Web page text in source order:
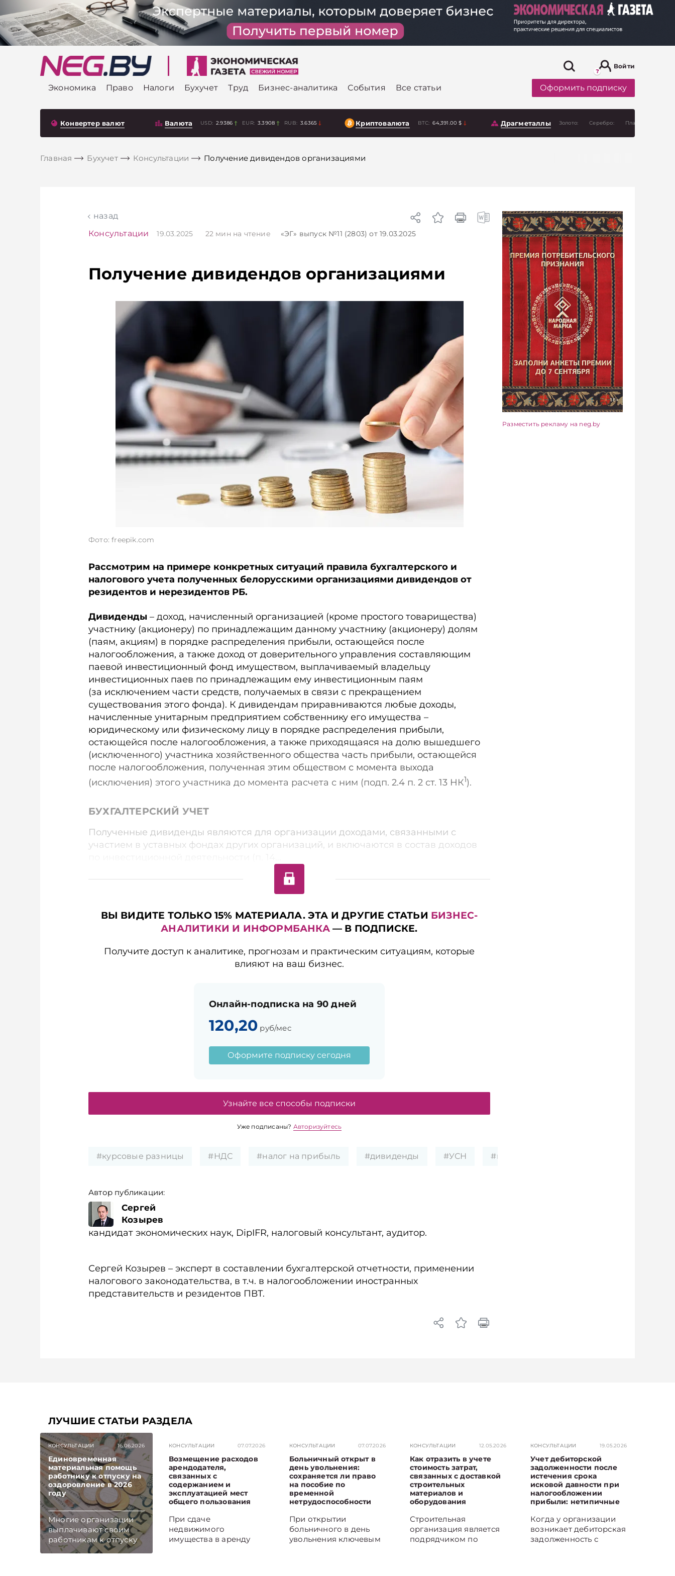
Войти
Экономика Право Налоги Бухучет Труд Бизнес-аналитика События Все статьи Оформить подписку
Конвертер валют Валюта USD: 2.9386 EUR: 3.3908 RUB: 3.6365 Криптовалюта BTC: 64,391.00 $ Драгметаллы Золото: Серебро: Платина:
Главная Бухучет Консультации Получение дивидендов организациями
назад
Консультации
19.03.2025 22 мин на чтение «ЭГ» выпуск №11 (2803) от 19.03.2025
Получение дивидендов организациями
Фото: freepik.com
Рассмотрим на примере конкретных ситуаций правила бухгалтерского и
налогового учета полученных белорусскими организациями дивидендов от
резидентов и нерезидентов РБ.
Дивиденды – доход, начисленный организацией (кроме простого товарищества)
участнику (акционеру) по принадлежащим данному участнику (акционеру) долям
(паям, акциям) в порядке распределения прибыли, остающейся после
налогообложения, а также доход от доверительного управления составляющим
паевой инвестиционный фонд имуществом, выплачиваемый владельцу
инвестиционных паев по принадлежащим ему инвестиционным паям
(за исключением части средств, получаемых в связи с прекращением
существования этого фонда). К дивидендам приравниваются любые доходы,
начисленные унитарным предприятием собственнику его имущества –
юридическому или физическому лицу в порядке распределения прибыли,
остающейся после налогообложения, а также приходящаяся на долю вышедшего
(исключенного) участника хозяйственного общества часть прибыли, остающейся
после налогообложения, полученная этим обществом с момента выхода
(исключения) этого участника до момента расчета с ним (подп. 2.4 п. 2 ст. 13 НК1).
БУХГАЛТЕРСКИЙ УЧЕТ
Полученные дивиденды являются для организации доходами, связанными с
участием в уставных фондах других организаций, и включаются в состав доходов
ВЫ ВИДИТЕ ТОЛЬКО 15% МАТЕРИАЛА. ЭТА И ДРУГИЕ СТАТЬИ БИЗНЕС-
АНАЛИТИКИ И ИНФОРМБАНКА— В ПОДПИСКЕ.
Получите доступ к аналитике, прогнозам и практическим ситуациям, которые
влияют на ваш бизнес.
Онлайн-подписка на 90 дней
120,20 руб/мес
Оформите подписку сегодня
Узнайте все способы подписки
Уже подписаны? Авторизуйтесь
#курсовые разницы #НДС #налог на прибыль #дивиденды #УСН #налоговая база
Автор публикации:
Сергей
Козырев
кандидат экономических наук, DipIFR, налоговый консультант, аудитор.
Сергей Козырев – эксперт в составлении бухгалтерской отчетности, применении
налогового законодательства, в т.ч. в налогообложении иностранных
представительств и резидентов ПВТ.
Разместить рекламу на neg.by
ЛУЧШИЕ СТАТЬИ РАЗДЕЛА
КОНСУЛЬТАЦИИ 16.06.2026
Единовременная
материальная помощь
работнику к отпуску на
оздоровление в 2026
году
Многие организации
выплачивают своим
работникам к отпуску
единовременную
КОНСУЛЬТАЦИИ 07.07.2026
Возмещение расходов
арендодателя,
связанных с
содержанием и
эксплуатацией мест
общего пользования
При сдаче
недвижимого
имущества в аренду
КОНСУЛЬТАЦИИ 07.07.2026
Больничный открыт в
день увольнения:
сохраняется ли право
на пособие по
временной
нетрудоспособности
При открытии
больничного в день
увольнения ключевым
КОНСУЛЬТАЦИИ 12.05.2026
Как отразить в учете
стоимость затрат,
связанных с доставкой
строительных
материалов и
оборудования
Строительная
организация является
подрядчиком по
КОНСУЛЬТАЦИИ 19.05.2026
Учет дебиторской
задолженности после
истечения срока
исковой давности при
налогообложении
прибыли: нетипичные
Когда у организации
возникает дебиторская
задолженность с